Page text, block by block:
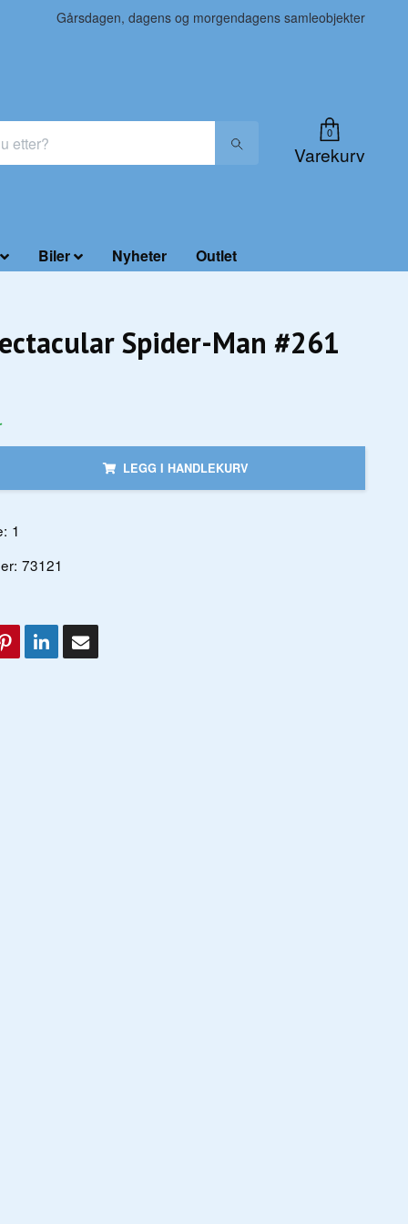
Gårsdagen, dagens og morgendagens samleobjekter
0
Varekurv
Biler Nyheter Outlet
Spider-Man #261
LEGG I HANDLEKURV
1
73121